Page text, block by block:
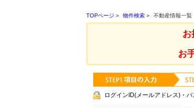
TOPページ > 物件検索 > 不動産情報一覧
お
お
ログインID(メールアドレス)・